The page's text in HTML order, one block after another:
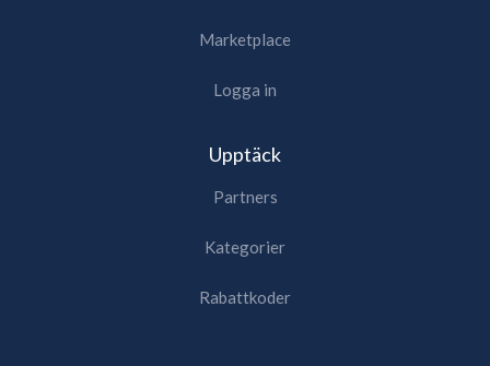
Marketplace
Logga in
Upptäck
Partners
Kategorier
Rabattkoder